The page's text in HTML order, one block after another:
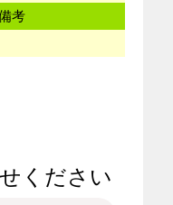
考
ください